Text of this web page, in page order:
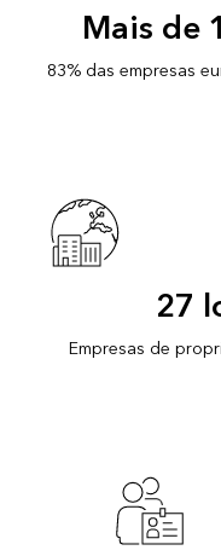
Mais de
83% das empresas
27
Empresas de